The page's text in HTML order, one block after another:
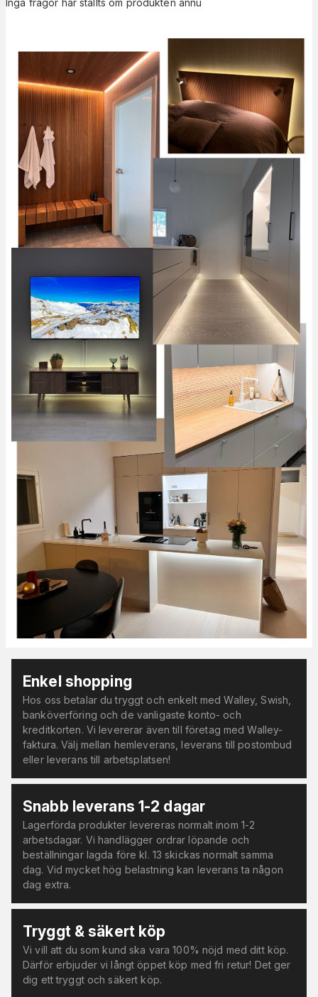
Enkel shopping
Hos oss betalar du tryggt och enkelt med Walley, Swish,
banköverföring och de vanligaste konto- och
kreditkorten. Vi levererar även till företag med Walley-
faktura. Välj mellan hemleverans, leverans till postombud
eller leverans till arbetsplatsen!
Snabb leverans 1-2 dagar
Lagerförda produkter levereras normalt inom 1-2
arbetsdagar. Vi handlägger ordrar löpande och
beställningar lagda före kl. 13 skickas normalt samma
dag. Vid mycket hög belastning kan leverans ta någon
dag extra.
Tryggt & säkert köp
Vi vill att du som kund ska vara 100% nöjd med ditt köp.
Därför erbjuder vi långt öppet köp med fri retur! Det ger
dig ett tryggt och säkert köp.